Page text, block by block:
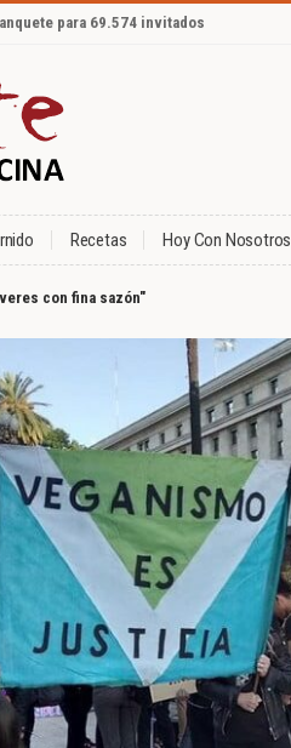
para 69.574 invitados
Recetas Hoy Con Nosotros
con fina sazón"